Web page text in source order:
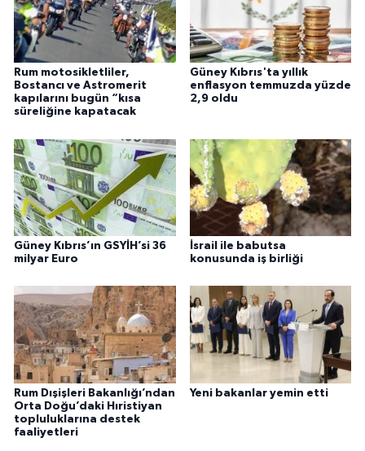
Rum motosikletliler,
Bostancı ve Astromerit
kapılarını bugün “kısa
süreliğine kapatacak
Güney Kıbrıs'ta yıllık
enflasyon temmuzda yüzde
2,9 oldu
Güney Kıbrıs’ın GSYİH’si 36
milyar Euro
İsrail ile babutsa
konusunda iş birliği
Rum Dışişleri Bakanlığı’ndan
Orta Doğu’daki Hıristiyan
topluluklarına destek
faaliyetleri
Yeni bakanlar yemin etti